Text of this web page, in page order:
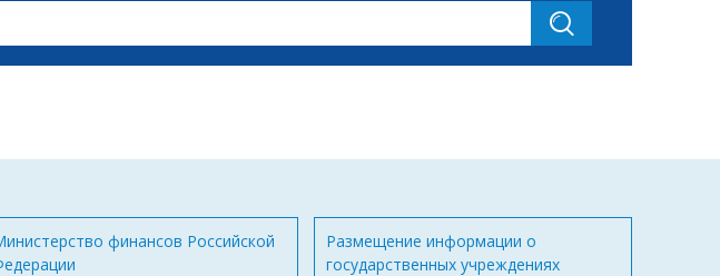
финансов Российской
Размещение информации о
государственных учреждениях